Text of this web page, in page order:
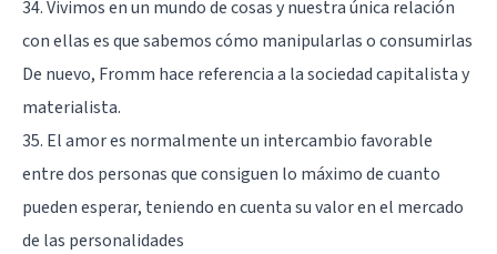
34. Vivimos en un mundo de cosas y nuestra única relación
con ellas es que sabemos cómo manipularlas o consumirlas
De nuevo, Fromm hace referencia a la sociedad capitalista y
materialista.
35. El amor es normalmente un intercambio favorable
entre dos personas que consiguen lo máximo de cuanto
pueden esperar, teniendo en cuenta su valor en el mercado
de las personalidades